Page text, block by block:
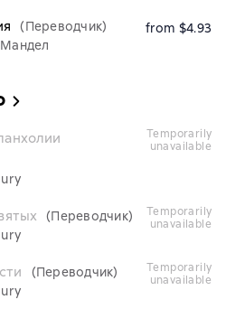
(Переводчик)
from $4.93
temporarily
unavailable
(Переводчик)
temporarily
unavailable
(Переводчик)
temporarily
unavailable